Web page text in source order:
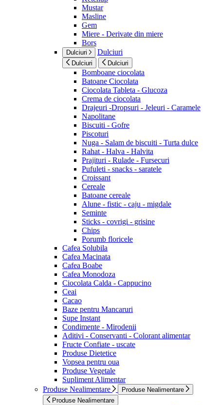
Mustar
Masline
Gem
Miere - Derivate din miere
Bors
Dulciuri Dulciuri
Dulciuri Dulciuri
Bomboane ciocolata
Batoane Ciocolata
Ciocolata Tableta - Glucoza
Crema de ciocolata
Drajeuri -Dropsuri - Jeleuri - Caramele
Napolitane
Biscuiti - Gofre
Piscoturi
Nuga - Salam de biscuiti - Turta dulce
Rahat - Halva - Halvita
Prajituri - Rulade - Fursecuri
Pufuleti - snacks - saratele
Croissant
Cereale
Batoane cereale
Alune - fistic - caju - migdale
Seminte
Sticks - covrigi - grisine
Chips
Porumb floricele
Cafea Solubila
Cafea Macinata
Cafea Boabe
Cafea Monodoza
Ciocolata Calda - Cappucino
Ceai
Cacao
Baze pentru Mancaruri
Supe Instant
Condimente - Mirodenii
Aditivi - Conservanti - Colorant alimentar
Fructe Confiate - uscate
Produse Dietetice
Vopsea pentru oua
Produse Vegetale
Supliment Alimentar
Produse Nealimentare
Produse Nealimentare
Produse Nealimentare